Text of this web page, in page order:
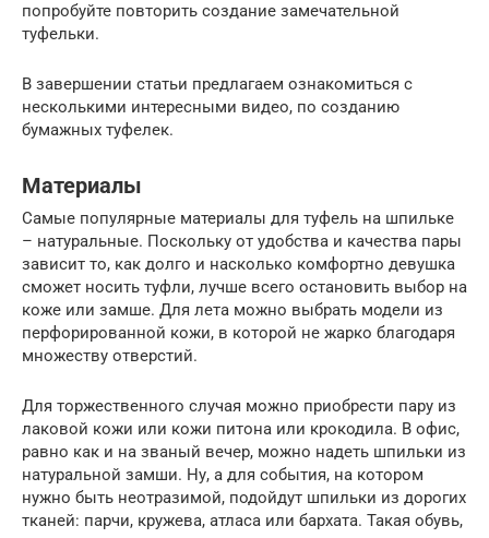
попробуйте повторить создание замечательной
туфельки.
В завершении статьи предлагаем ознакомиться с
несколькими интересными видео, по созданию
бумажных туфелек.
Материалы
Самые популярные материалы для туфель на шпильке
– натуральные. Поскольку от удобства и качества пары
зависит то, как долго и насколько комфортно девушка
сможет носить туфли, лучше всего остановить выбор на
коже или замше. Для лета можно выбрать модели из
перфорированной кожи, в которой не жарко благодаря
множеству отверстий.
Для торжественного случая можно приобрести пару из
лаковой кожи или кожи питона или крокодила. В офис,
равно как и на званый вечер, можно надеть шпильки из
натуральной замши. Ну, а для события, на котором
нужно быть неотразимой, подойдут шпильки из дорогих
тканей: парчи, кружева, атласа или бархата. Такая обувь,